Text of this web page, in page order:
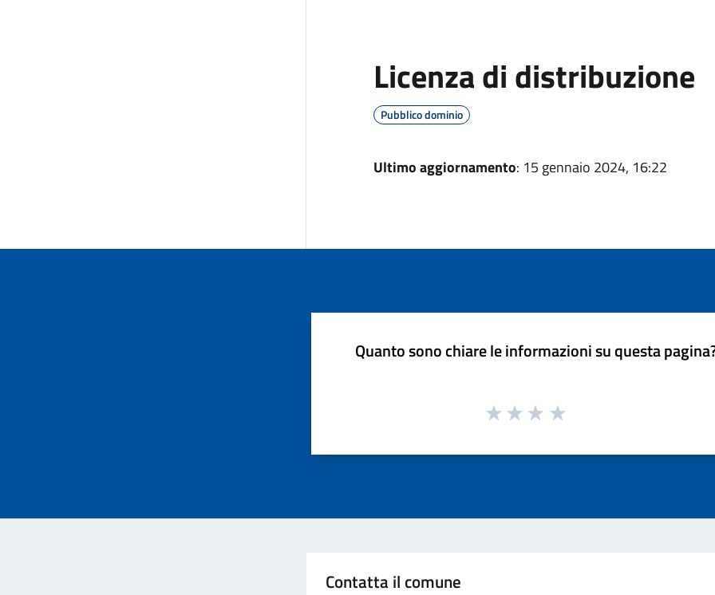
Licenza di distribuzione
Pubblico dominio
Ultimo aggiornamento: 15 gennaio 2024, 16:22
Quanto sono chiare le informazioni su questa
Contatta il comune